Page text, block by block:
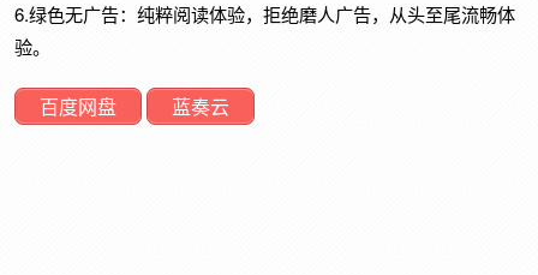
6.绿色无广告：纯粹阅读体验，拒绝磨人广告，从头至尾流畅体
验。
百度网盘 蓝奏云